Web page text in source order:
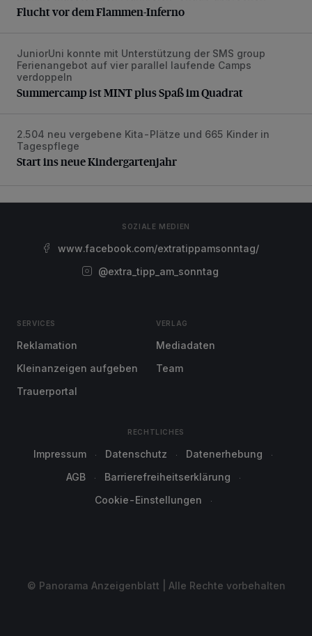
Flucht vor dem Flammen-Inferno
Summercamp ist MINT plus Spaß im Quadrat
JuniorUni konnte mit Unterstützung der SMS group
Ferienangebot auf vier parallel laufende Camps
verdoppeln
Summercamp ist MINT plus Spaß im Quadrat
Start ins neue Kindergartenjahr
2.504 neu vergebene Kita-Plätze und 665 Kinder in
Tagespflege
Start ins neue Kindergartenjahr
SOZIALE MEDIEN
www.facebook.com/extratippamsonntag/
@extra_tipp_am_sonntag
SERVICES
Reklamation
Kleinanzeigen aufgeben
Trauerportal
VERLAG
Mediadaten
Team
RECHTLICHES
Impressum Datenschutz
Datenerhebung
AGB
Barrierefreiheitserklärung
Cookie-Einstellungen
© Panorama Anzeigenblatt | Alle Rechte vorbehalten